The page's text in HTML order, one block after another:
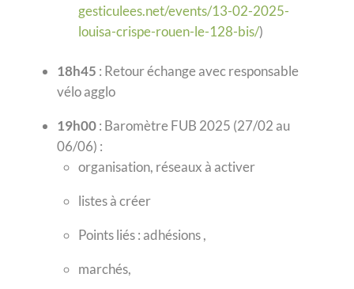
gesticulees.net/events/13-02-2025-
louisa-crispe-rouen-le-128-bis/)
18h45 : Retour échange avec responsable
vélo agglo
19h00: Baromètre FUB 2025 (27/02 au
06/06) :
organisation, réseaux à activer
listes à créer
Points liés : adhésions ,
marchés,